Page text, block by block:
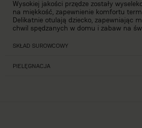
Wysokiej jakości przędze zostały
na miękkość, zapewnienie komfortu
Delikatnie otulają dziecko, zapewniając
chwil spędzanych w domu i zabaw na
SKŁAD SUROWCOWY
PIELĘGNACJA